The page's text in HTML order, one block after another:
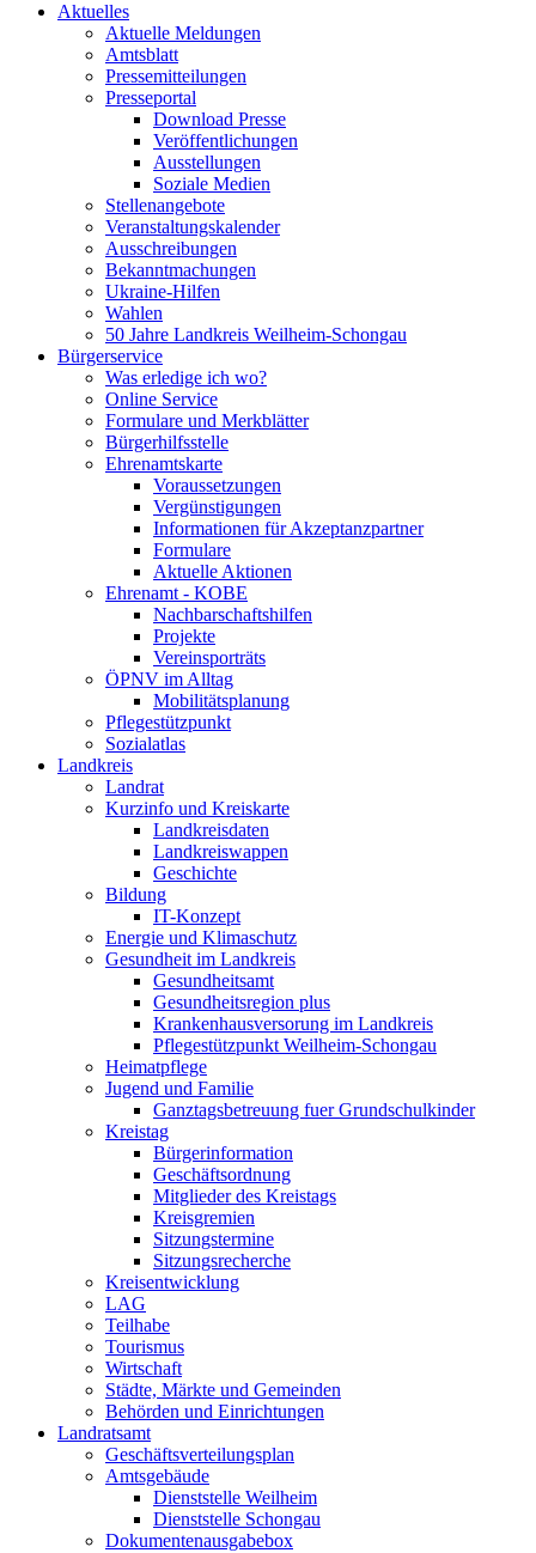
Aktuelles
Aktuelle Meldungen
Amtsblatt
Pressemitteilungen
Presseportal
Download Presse
Veröffentlichungen
Ausstellungen
Soziale Medien
Stellenangebote
Veranstaltungskalender
Ausschreibungen
Bekanntmachungen
Ukraine-Hilfen
Wahlen
50 Jahre Landkreis Weilheim-Schongau
Bürgerservice
Was erledige ich wo?
Online Service
Formulare und Merkblätter
Bürgerhilfsstelle
Ehrenamtskarte
Voraussetzungen
Vergünstigungen
Informationen für Akzeptanzpartner
Formulare
Aktuelle Aktionen
Ehrenamt - KOBE
Nachbarschaftshilfen
Projekte
Vereinsporträts
ÖPNV im Alltag
Mobilitätsplanung
Pflegestützpunkt
Sozialatlas
Landkreis
Landrat
Kurzinfo und Kreiskarte
Landkreisdaten
Landkreiswappen
Geschichte
Bildung
IT-Konzept
Energie und Klimaschutz
Gesundheit im Landkreis
Gesundheitsamt
Gesundheitsregion plus
Krankenhausversorung im Landkreis
Pflegestützpunkt Weilheim-Schongau
Heimatpflege
Jugend und Familie
Ganztagsbetreuung fuer Grundschulkinder
Kreistag
Bürgerinformation
Geschäftsordnung
Mitglieder des Kreistags
Kreisgremien
Sitzungstermine
Sitzungsrecherche
Kreisentwicklung
LAG
Teilhabe
Tourismus
Wirtschaft
Städte, Märkte und Gemeinden
Behörden und Einrichtungen
Landratsamt
Geschäftsverteilungsplan
Amtsgebäude
Dienststelle Weilheim
Dienststelle Schongau
Dokumentenausgabebox